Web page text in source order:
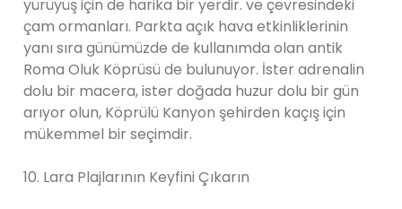
yürüyüş için de harika bir yerdir. ve çevresindeki
çam ormanları. Parkta açık hava etkinliklerinin
yanı sıra günümüzde de kullanımda olan antik
Roma Oluk Köprüsü de bulunuyor. İster adrenalin
dolu bir macera, ister doğada huzur dolu bir gün
arıyor olun, Köprülü Kanyon şehirden kaçış için
mükemmel bir seçimdir.
10. Lara Plajlarının Keyfini Çıkarın